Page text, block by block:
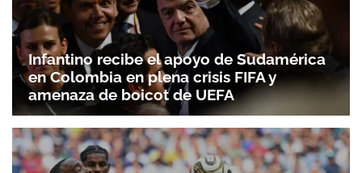
Infantino recibe el apoyo de Sudamérica
en Colombia en plena crisis FIFA y
amenaza de boicot de UEFA